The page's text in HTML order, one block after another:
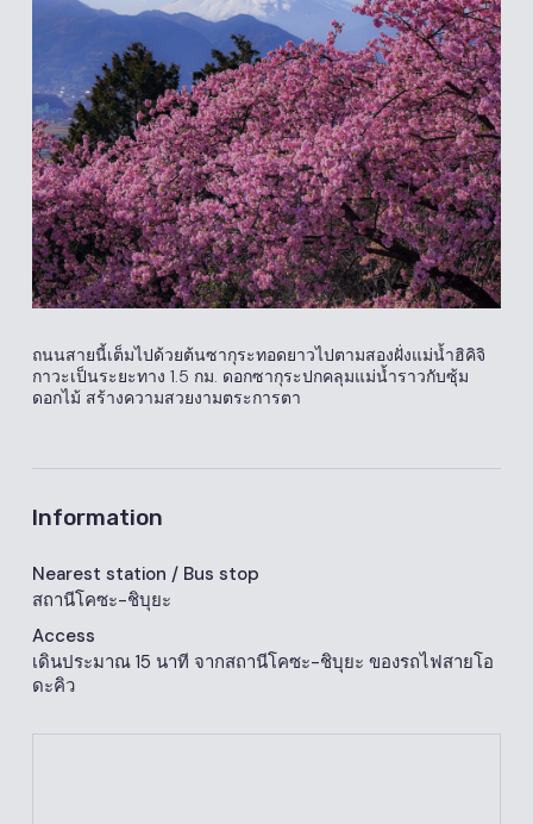
ถนนสายนี้เต็มไปด้วยต้นซากุระทอดยาวไปตามสองฝั่งแม่น้ำฮิคิจิ
กาวะเป็นระยะทาง 1.5 กม. ดอกซากุระปกคลุมแม่น้ำราวกับซุ้ม
ดอกไม้ สร้างความสวยงามตระการตา
Information
Nearest station / Bus stop
สถานีโคซะ-ชิบุยะ
Access
เดินประมาณ 15 นาที จากสถานีโคซะ-ชิบุยะ ของรถไฟสายโอ
ดะคิว